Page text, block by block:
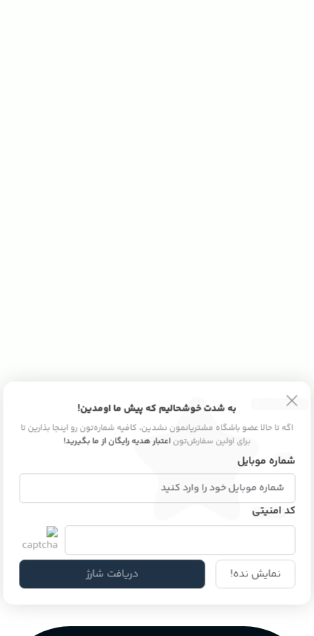
به شدت خوشحالیم که پیش ما اومدین!
اگه تا حالا عضو باشگاه مشتریانمون نشدین، کافیه شماره‌تون رو اینجا بذارین تا
برای اولین سفارش‌تون اعتبار هدیه رایگان از ما بگیرید!
شماره موبایل
کد امنیتی
نمایش نده! دریافت شارژ